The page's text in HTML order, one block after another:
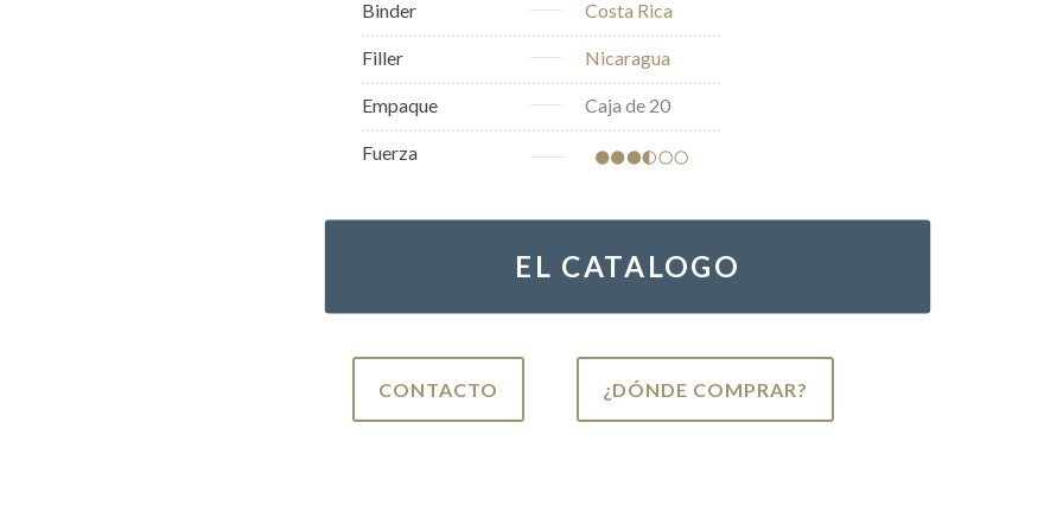
Binder Costa Rica
Filler Nicaragua
Empaque Caja de 20
Fuerza
EL CATALOGO
CONTACTO ¿DÓNDE COMPRAR?